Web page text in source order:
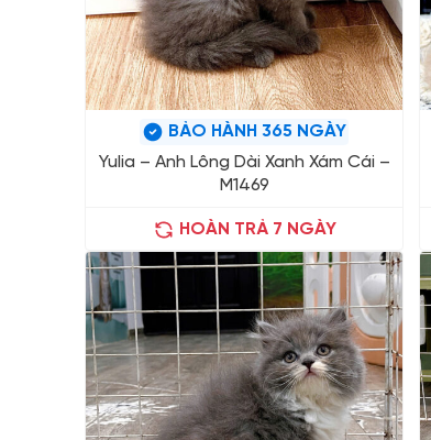
BẢO HÀNH 365 NGÀY
Yulia – Anh Lông Dài Xanh Xám Cái –
M1469
HOÀN TRẢ 7 NGÀY